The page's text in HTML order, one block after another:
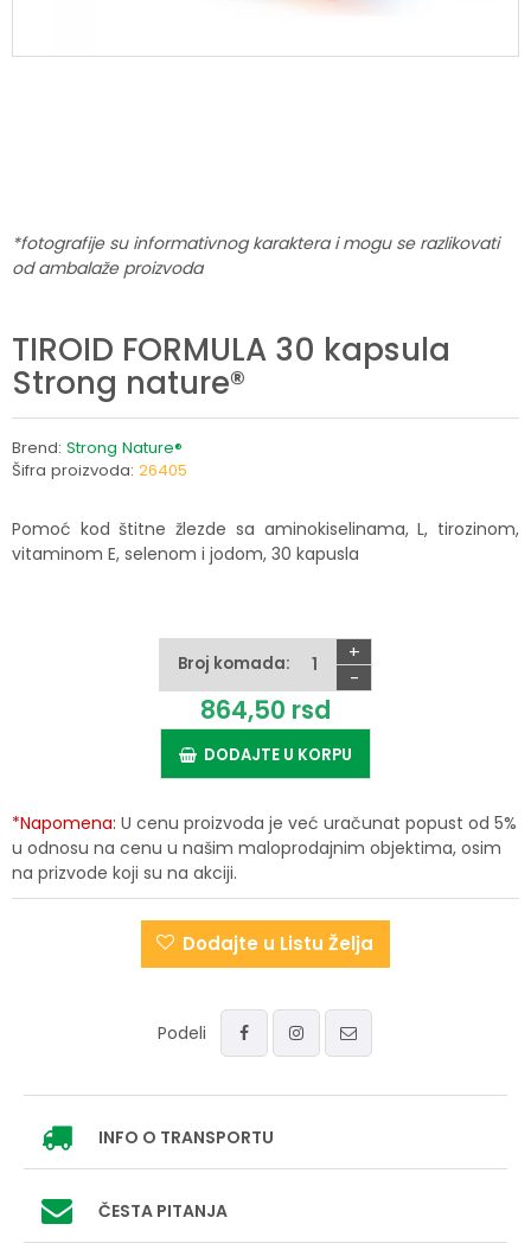
*fotografije su informativnog karaktera i mogu se razlikovati
od ambalaže proizvoda
TIROID FORMULA 30 kapsula
Strong nature®
Brend: Strong Nature®
Šifra proizvoda: 26405
Pomoć kod štitne žlezde sa aminokiselinama, L, tirozinom,
vitaminom E, selenom i jodom, 30 kapusla
Broj komada:
+
-
864,50 rsd
DODAJTE U KORPU
*Napomena: U cenu proizvoda je već uračunat popust od 5%
u odnosu na cenu u našim maloprodajnim objektima, osim
na prizvode koji su na akciji.
Dodajte u Listu Želja
Podeli
INFO O TRANSPORTU
ČESTA PITANJA